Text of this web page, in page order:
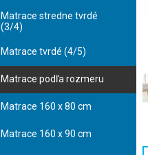
Matrace stredne tvrdé
(3/4)
Matrace tvrdé (4/5)
Matrace podľa rozmeru
Matrace 160 x 80 cm
Matrace 160 x 90 cm